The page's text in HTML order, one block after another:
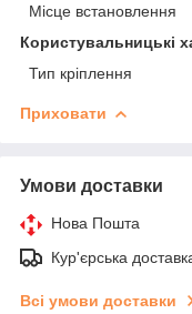
Місце встановлення
Користувальницькі
Тип кріплення
Приховати
Умови доставки
Нова Пошта
Кур'єрська
Всі умови доставки